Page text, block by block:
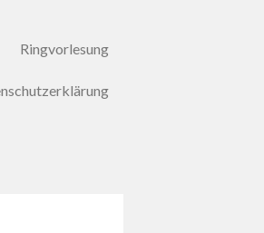
Ringvorlesung